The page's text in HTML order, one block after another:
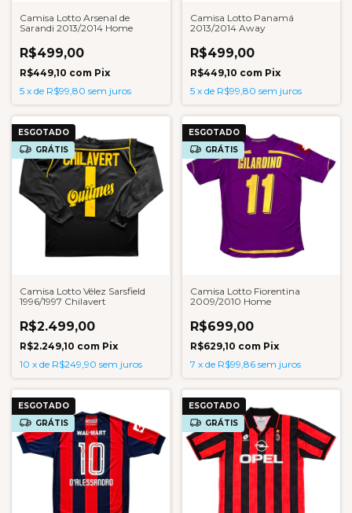
Camisa Lotto Arsenal de
Sarandi 2013/2014 Home
R$499,00
R$449,10 com Pix
5 x de R$99,80 sem juros
Camisa Lotto Panamá
2013/2014 Away
R$499,00
R$449,10 com Pix
5 x de R$99,80 sem juros
ESGOTADO
GRÁTIS
Camisa Lotto Vélez Sarsfield
1996/1997 Chilavert
R$2.499,00
R$2.249,10 com Pix
10 x de R$249,90 sem juros
ESGOTADO
GRÁTIS
Camisa Lotto Fiorentina
2009/2010 Home
R$699,00
R$629,10 com Pix
7 x de R$99,86 sem juros
ESGOTADO
GRÁTIS
ESGOTADO
GRÁTIS